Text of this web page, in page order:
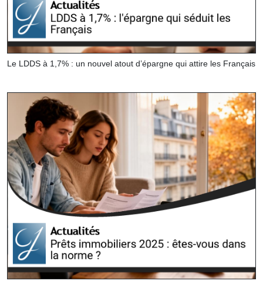
Le LDDS à 1,7% : un nouvel atout d’épargne qui attire les Français